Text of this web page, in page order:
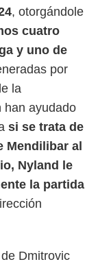
, otorgándole
cuatro
y uno de
por
la
han ayudado
si se trata de
Mendilibar al
Nyland le
la partida
Dmitrovic